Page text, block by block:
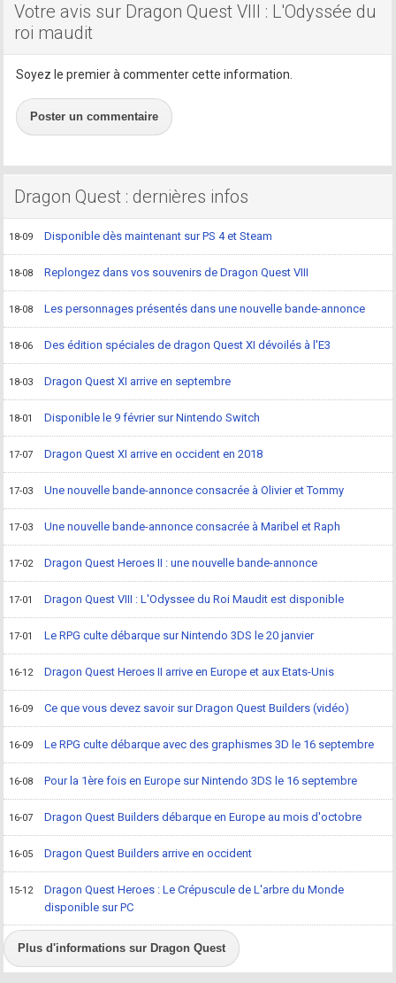
Votre avis sur Dragon Quest VIII : L'Odyssée du
roi maudit
Soyez le premier à commenter cette information.
Poster un commentaire
Dragon Quest : dernières infos
18-09 Disponible dès maintenant sur PS 4 et Steam
18-08 Replongez dans vos souvenirs de Dragon Quest VIII
18-08 Les personnages présentés dans une nouvelle bande-annonce
18-06 Des édition spéciales de dragon Quest XI dévoilés à l'E3
18-03 Dragon Quest XI arrive en septembre
18-01 Disponible le 9 février sur Nintendo Switch
17-07 Dragon Quest XI arrive en occident en 2018
17-03 Une nouvelle bande-annonce consacrée à Olivier et Tommy
17-03 Une nouvelle bande-annonce consacrée à Maribel et Raph
17-02 Dragon Quest Heroes II : une nouvelle bande-annonce
17-01 Dragon Quest VIII : L'Odyssee du Roi Maudit est disponible
17-01 Le RPG culte débarque sur Nintendo 3DS le 20 janvier
16-12 Dragon Quest Heroes II arrive en Europe et aux Etats-Unis
16-09 Ce que vous devez savoir sur Dragon Quest Builders (vidéo)
16-09 Le RPG culte débarque avec des graphismes 3D le 16 septembre
16-08 Pour la 1ère fois en Europe sur Nintendo 3DS le 16 septembre
16-07 Dragon Quest Builders débarque en Europe au mois d'octobre
16-05 Dragon Quest Builders arrive en occident
15-12
Dragon Quest Heroes : Le Crépuscule de L'arbre du Monde
disponible sur PC
Plus d'informations sur Dragon Quest